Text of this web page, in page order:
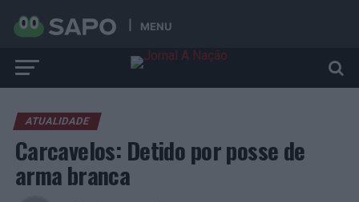
MENU
ATUALIDADE
Carcavelos: Detido por posse de
arma branca